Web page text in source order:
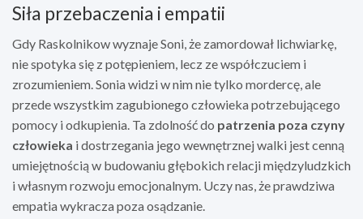
Siła przebaczenia i empatii
Gdy Raskolnikow wyznaje Soni, że zamordował lichwiarkę,
nie spotyka się z potępieniem, lecz ze współczuciem i
zrozumieniem. Sonia widzi w nim nie tylko mordercę, ale
przede wszystkim zagubionego człowieka potrzebującego
pomocy i odkupienia. Ta zdolność do patrzenia poza czyny
człowieka i dostrzegania jego wewnętrznej walki jest cenną
umiejętnością w budowaniu głębokich relacji międzyludzkich
i własnym rozwoju emocjonalnym. Uczy nas, że prawdziwa
empatia wykracza poza osądzanie.